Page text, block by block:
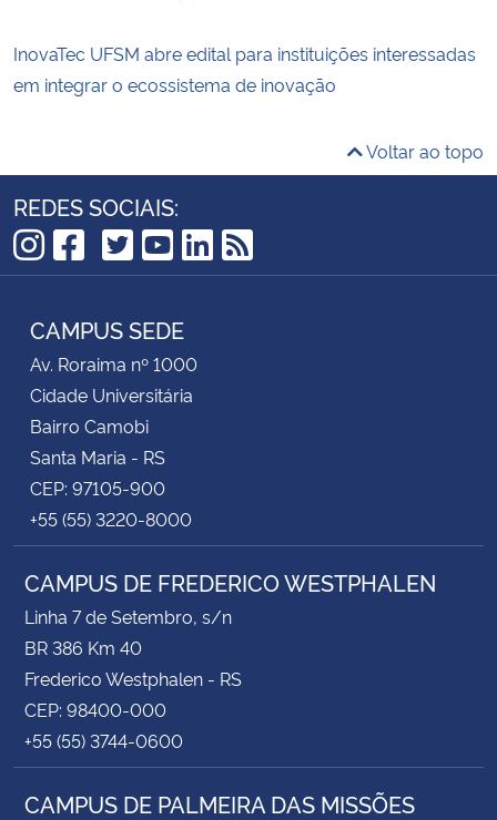
InovaTec UFSM abre edital para instituições interessadas
em integrar o ecossistema de inovação
Voltar ao topo
REDES SOCIAIS:
Instagram
Facebook
TikTok
Twitter
YouTube
LinkedIn
RSS
CAMPUS SEDE
Av. Roraima nº 1000
Cidade Universitária
Bairro Camobi
Santa Maria - RS
CEP: 97105-900
+55 (55) 3220-8000
CAMPUS DE FREDERICO WESTPHALEN
Linha 7 de Setembro, s/n
BR 386 Km 40
Frederico Westphalen - RS
CEP: 98400-000
+55 (55) 3744-0600
CAMPUS DE PALMEIRA DAS MISSÕES